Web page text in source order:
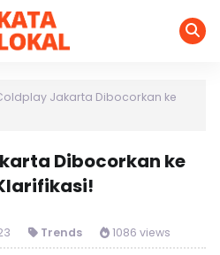
Jakarta Dibocorkan ke
Dibocorkan ke
Trends 1086 views